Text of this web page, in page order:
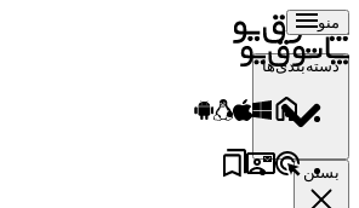
منو
دسته‌بندی‌ها
بستن